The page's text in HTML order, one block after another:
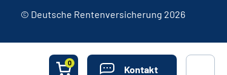
0
Kontakt
© Deutsche Rentenversicherung 2026